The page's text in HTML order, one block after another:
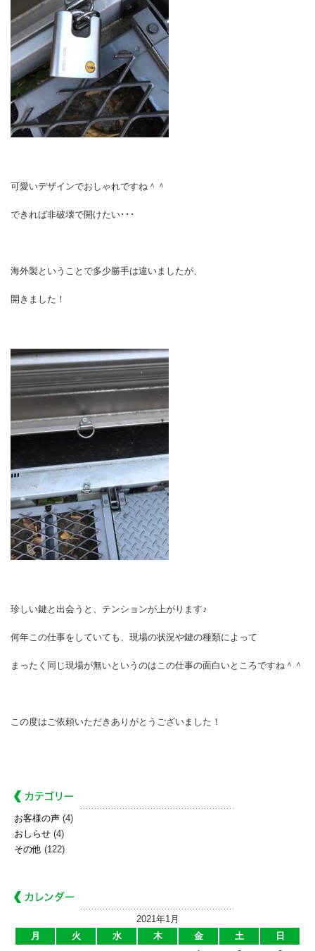
可愛いデザインでおしゃれですね＾＾
できれば非破壊で開けたい･･･
海外製ということで多少勝手は違いましたが、
開きました！
珍しい鍵と出会うと、テンションが上がります♪
何年この仕事をしていても、現場の状況や鍵の種類によって
まったく同じ現場が無いというのはこの仕事の面白いところですね＾＾
この度はご依頼いただきありがとうございました！
お客様の声 (4)
おしらせ (4)
その他 (122)
2021年1月
月
火 水 木 金 土
日